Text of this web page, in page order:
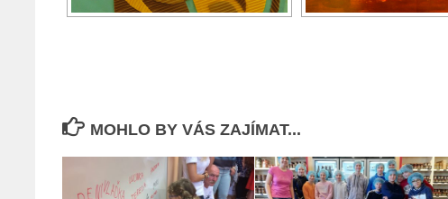
MOHLO BY VÁS ZAJÍMAT...